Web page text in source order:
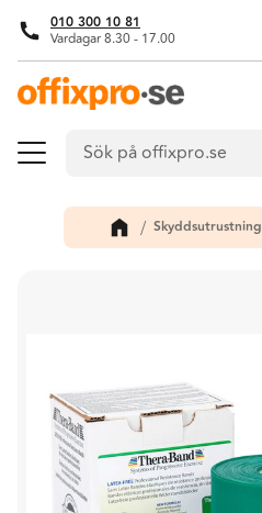
Meny
010 300 10 81
Vardagar 8.30 - 17.00
Skyddsutrustning